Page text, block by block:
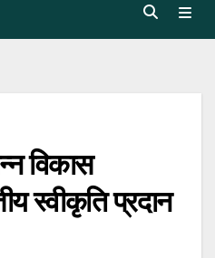
विकास
स्वीकृति प्रदान